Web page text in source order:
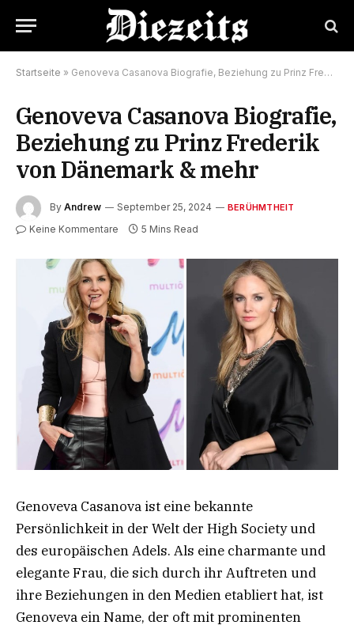
Startseite » Genoveva Casanova Biografie, Beziehung zu Prinz Frederik von Dänemark & mehr
Genoveva Casanova Biografie,
Beziehung zu Prinz Frederik
von Dänemark & mehr
By Andrew September 25, 2024 BERÜHMTHEIT
Keine Kommentare 5 Mins Read
Genoveva Casanova ist eine bekannte
Persönlichkeit in der Welt der High Society und
des europäischen Adels. Als eine charmante und
elegante Frau, die sich durch ihr Auftreten und
ihre Beziehungen in den Medien etabliert hat, ist
Genoveva ein Name, der oft mit prominenten